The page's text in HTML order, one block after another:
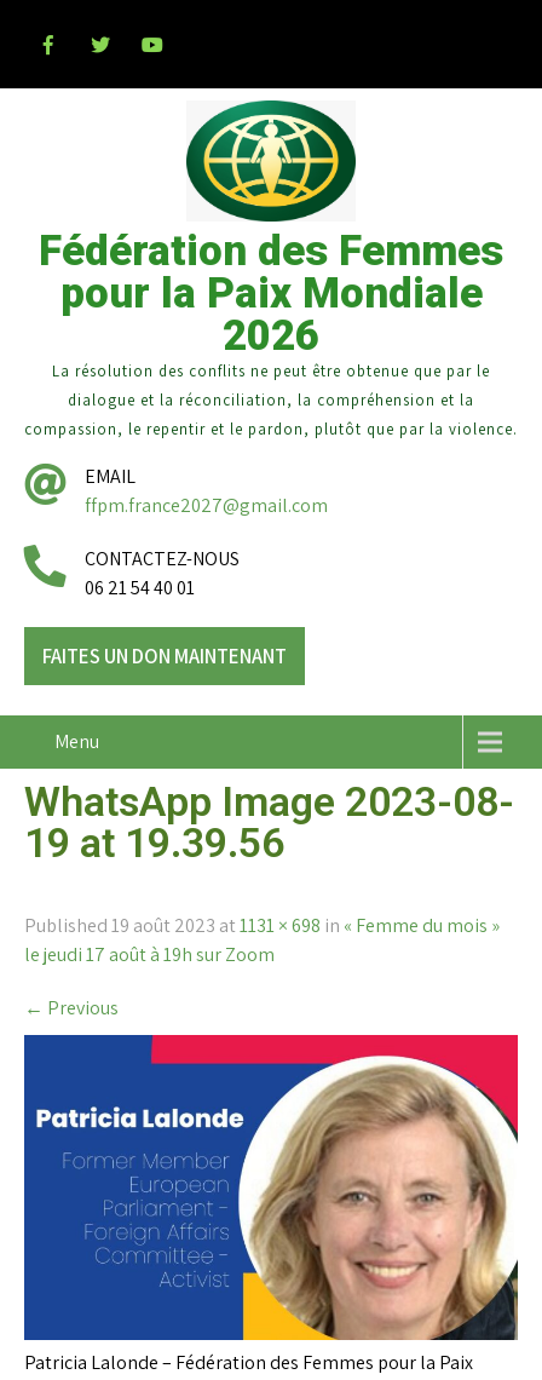
Fédération des Femmes
pour la Paix Mondiale
2026
La résolution des conflits ne peut être obtenue que par le
dialogue et la réconciliation, la compréhension et la
compassion, le repentir et le pardon, plutôt que par la violence.
EMAIL
ffpm.france2027@gmail.com
CONTACTEZ-NOUS
06 21 54 40 01
FAITES UN DON MAINTENANT
Menu
WhatsApp Image 2023-08-
19 at 19.39.56
Published19 août 2023 at1131 × 698 in « Femme du mois »
le jeudi 17 août à 19h sur Zoom
← Previous
Patricia Lalonde – Fédération des Femmes pour la Paix